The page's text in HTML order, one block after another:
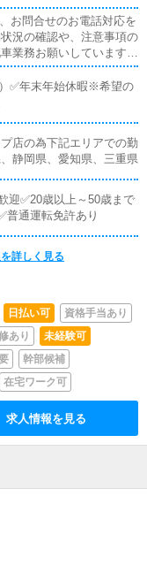
定年収⇒720万円（店
お問合せのお電話対応を
況の確認や、注意事項の
業務お願いしています。
りますので、未経験の方
フがサポートで付きます
ればと思います。✅キャ
バイスをおこなっていた
トとのコミュニケーショ
いただければと思いま
オフィシャルホームペ
報更新。イベント情報の
ます。一から操作方法は
安心ください。また、マ
スト出勤確認 サイトの
14時 電話対応・サイ
除・20時 退社※研修期
ン指導いたしますので未
基本操作できればOK。
✅年末年始休暇※希望の
店の為下記エリアでの勤
静岡県、愛知県、三重県
迎✅20歳以上～50歳まで
普通運転免許あり
詳しく見る
日払い可
資格手当あり
あり
未経験可
幹部候補
在宅ワーク可
求人情報を見る